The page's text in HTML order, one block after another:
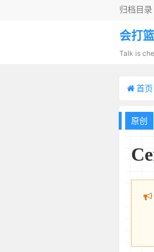
归档目录
会打
Talk is
首页
原创